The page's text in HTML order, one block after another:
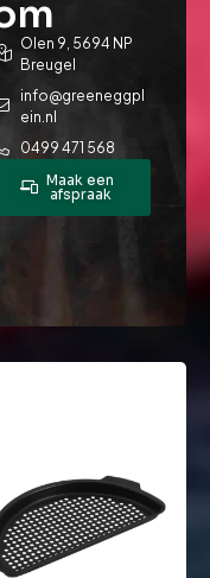
Olen 9, 5694 NP
Breugel
info@greeneggpl
ein.nl
0499 471 568
Maak een
afspraak